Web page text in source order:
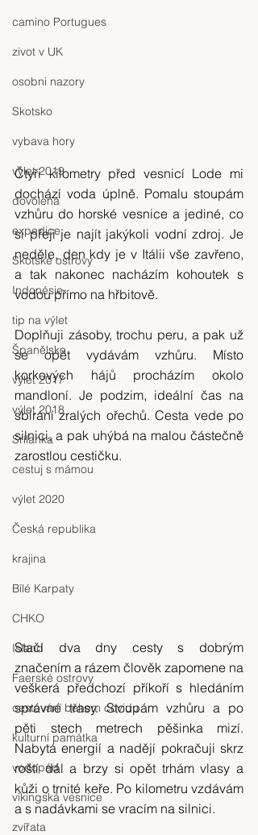
camino Portugues
zivot v UK
osobni nazory
Skotsko
vybava hory
výlet 2019
dovolená
expedice
Skotské ostrovy
Indonésie
tip na výlet
Španělsko
výlet 2017
výlet 2018
Srílanka
cestuj s mámou
výlet 2020
Česká republika
krajina
Bílé Karpaty
CHKO
Island
Faerské ostrovy
cestování během covidu
kulturní památka
vodopád
vikingská vesnice
zvířata
Čtyři kilometry před vesnicí Lode mi
dochází voda úplně. Pomalu stoupám
vzhůru do horské vesnice a jediné, co
si přeji je najít jakýkoli vodní zdroj. Je
neděle, den kdy je v Itálii vše zavřeno,
a tak nakonec nacházím kohoutek s
vodou přímo na hřbitově.
Doplňuji zásoby, trochu peru, a pak už
se opět vydávám vzhůru. Místo
korkových hájů procházím okolo
mandloní. Je podzim, ideální čas na
sbírání zralých ořechů. Cesta vede po
silnici, a pak uhýbá na malou částečně
zarostlou cestičku.
Stačí dva dny cesty s dobrým
značením a rázem člověk zapomene na
veškerá předchozí příkoří s hledáním
správné trasy. Stoupám vzhůru a po
pěti stech metrech pěšinka mizí.
Nabytá energií a nadějí pokračuji skrz
roští dál a brzy si opět trhám vlasy a
kůži o trnité keře. Po kilometru vzdávám
a s nadávkami se vracím na silnici.